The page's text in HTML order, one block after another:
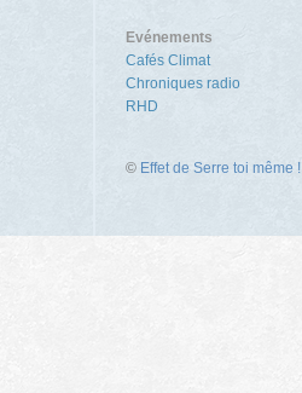
Evénements
Cafés Climat
Chroniques radio
RHD
© Effet de Serre toi même !